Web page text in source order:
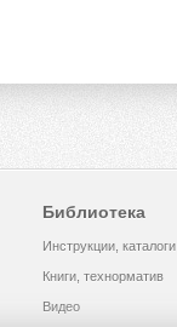
Библиотека
Инструкции, каталоги
Книги, технорматив
Видео